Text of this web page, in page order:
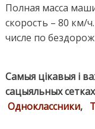
Полная масса
скорость – 80 км/
числе по
Самыя цікавыя і
сацыяльных
Одноклассники,